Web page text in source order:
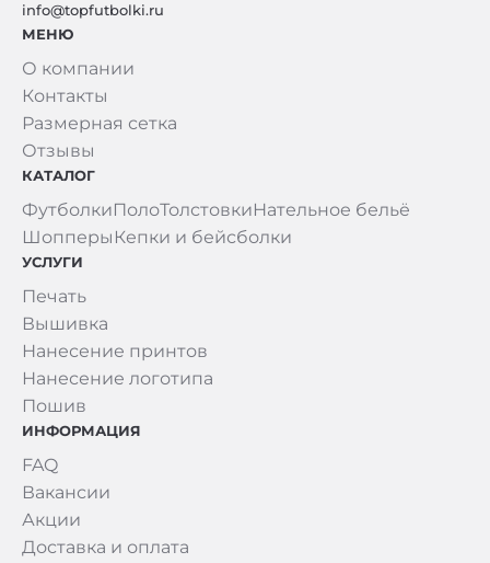
info@topfutbolki.ru
МЕНЮ
О компании
Контакты
Размерная сетка
Отзывы
КАТАЛОГ
ФутболкиПолоТолстовкиНательное бельё
Шопперы Кепки и бейсболки
УСЛУГИ
Печать
Вышивка
Нанесение принтов
Нанесение логотипа
Пошив
ИНФОРМАЦИЯ
FAQ
Вакансии
Акции
Доставка и оплата